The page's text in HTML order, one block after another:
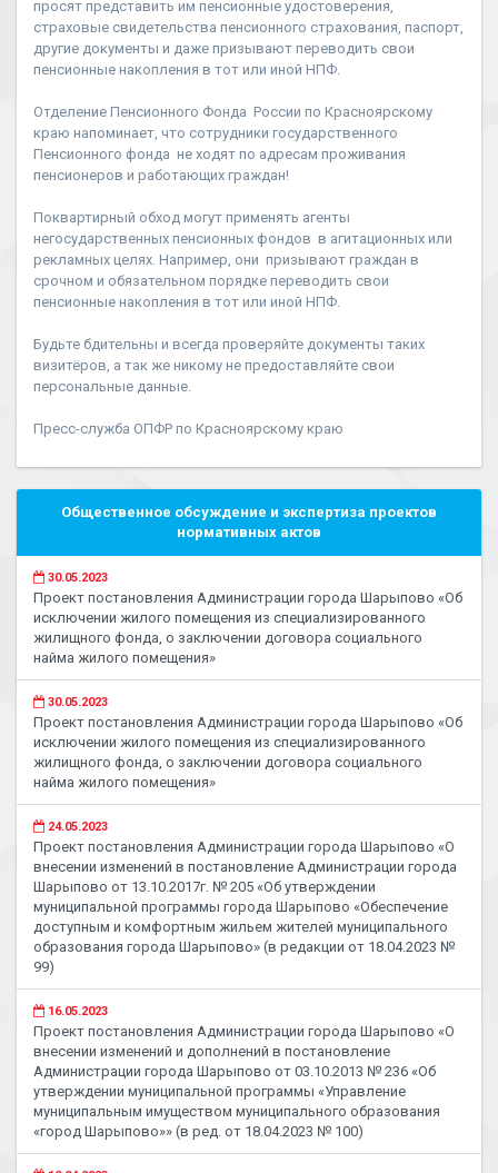
просят представить им пенсионные удостоверения,
страховые свидетельства пенсионного страхования, паспорт,
другие документы и даже призывают переводить свои
пенсионные накопления в тот или иной НПФ.
Отделение Пенсионного Фонда России по Красноярскому
краю напоминает, что сотрудники государственного
Пенсионного фонда не ходят по адресам проживания
пенсионеров и работающих граждан!
Поквартирный обход могут применять агенты
негосударственных пенсионных фондов в агитационных или
рекламных целях. Например, они призывают граждан в
срочном и обязательном порядке переводить свои
пенсионные накопления в тот или иной НПФ.
Будьте бдительны и всегда проверяйте документы таких
визитёров, а так же никому не предоставляйте свои
персональные данные.
Пресс-служба ОПФР по Красноярскому краю
Общественное обсуждение и экспертиза проектов
нормативных актов
30.05.2023
Проект постановления Администрации города Шарыпово «Об
исключении жилого помещения из специализированного
жилищного фонда, о заключении договора социального
найма жилого помещения»
30.05.2023
Проект постановления Администрации города Шарыпово «Об
исключении жилого помещения из специализированного
жилищного фонда, о заключении договора социального
найма жилого помещения»
24.05.2023
Проект постановления Администрации города Шарыпово «О
внесении изменений в постановление Администрации города
Шарыпово от 13.10.2017г. № 205 «Об утверждении
муниципальной программы города Шарыпово «Обеспечение
доступным и комфортным жильем жителей муниципального
образования города Шарыпово» (в редакции от 18.04.2023 №
99)
16.05.2023
Проект постановления Администрации города Шарыпово «О
внесении изменений и дополнений в постановление
Администрации города Шарыпово от 03.10.2013 № 236 «Об
утверждении муниципальной программы «Управление
муниципальным имуществом муниципального образования
«город Шарыпово»» (в ред. от 18.04.2023 № 100)